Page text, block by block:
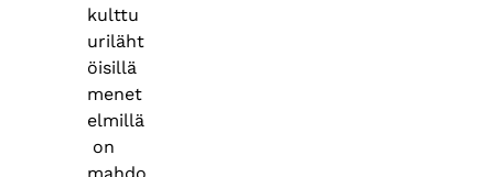
kulttu
uriläht
öisillä
menet
elmillä
on
mahdo